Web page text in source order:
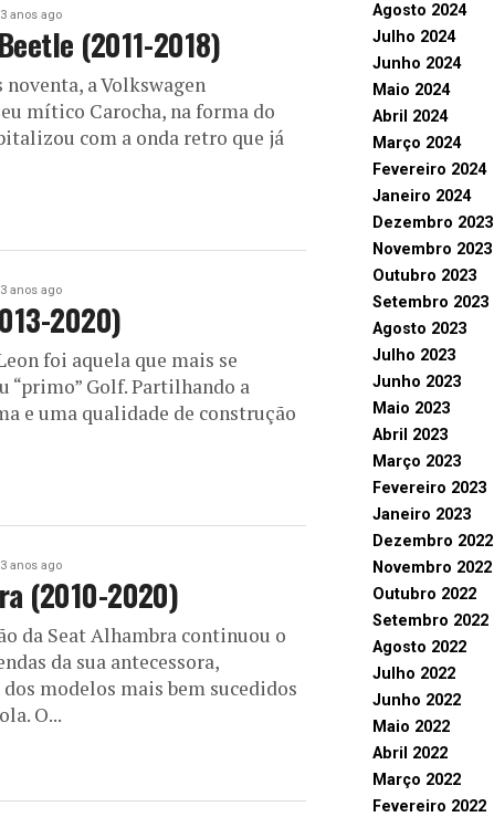
3 anos ago
(2011-2018)
a Volkswagen
mítico Carocha, na forma do
com a onda retro que já
3 anos ago
2020)
foi aquela que mais se
“primo” Golf. Partilhando a
e uma qualidade de construção
3 anos ago
(2010-2020)
da Seat Alhambra continuou o
da sua antecessora,
modelos mais bem sucedidos
O...
Agosto 2024
Julho 2024
Junho 2024
Maio 2024
Abril 2024
Março 2024
Fevereiro 2024
Janeiro 2024
Dezembro 2023
Novembro 2023
Outubro 2023
Setembro 2023
Agosto 2023
Julho 2023
Junho 2023
Maio 2023
Abril 2023
Março 2023
Fevereiro 2023
Janeiro 2023
Dezembro 2022
Novembro 2022
Outubro 2022
Setembro 2022
Agosto 2022
Julho 2022
Junho 2022
Maio 2022
Abril 2022
Março 2022
Fevereiro 2022